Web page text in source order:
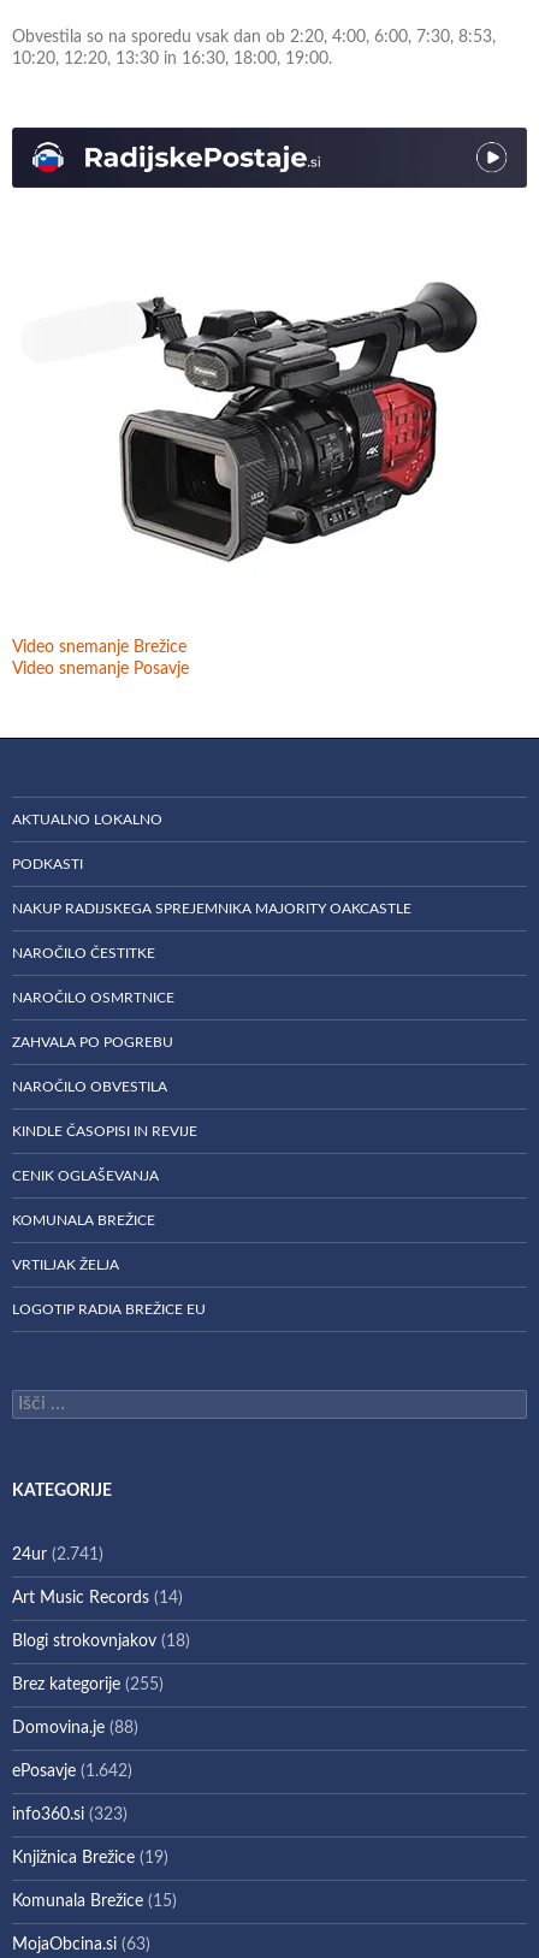
Obvestila so na sporedu vsak dan ob 2:20, 4:00, 6:00, 7:30, 8:53,
10:20, 12:20, 13:30 in 16:30, 18:00, 19:00.
Video snemanje Brežice
Video snemanje Posavje
AKTUALNO LOKALNO
PODKASTI
NAKUP RADIJSKEGA SPREJEMNIKA MAJORITY OAKCASTLE
NAROČILO ČESTITKE
NAROČILO OSMRTNICE
ZAHVALA PO POGREBU
NAROČILO OBVESTILA
KINDLE ČASOPISI IN REVIJE
CENIK OGLAŠEVANJA
KOMUNALA BREŽICE
VRTILJAK ŽELJA
LOGOTIP RADIA BREŽICE EU
Išči:
KATEGORIJE
24ur (2.741)
Art Music Records (14)
Blogi strokovnjakov (18)
Brez kategorije (255)
Domovina.je (88)
ePosavje (1.642)
info360.si (323)
Knjižnica Brežice (19)
Komunala Brežice (15)
MojaObcina.si (63)